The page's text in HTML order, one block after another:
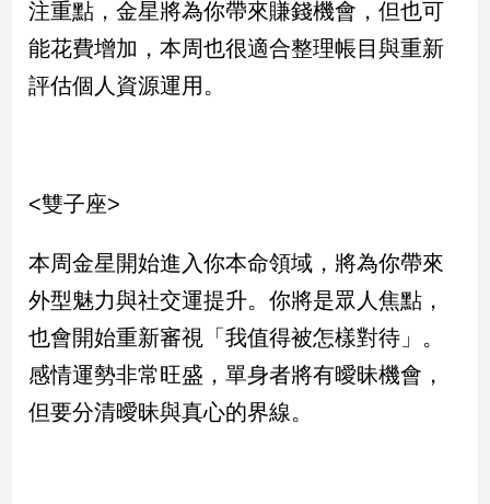
新
病
毒
專
南
灣
觀
點
南
灣
注重點，金星將為你帶來賺錢機會，但也可
能花費增加，本周也很適合整理帳目與重新
評估個人資源運用。
<雙子座>
本周金星開始進入你本命領域，將為你帶來
外型魅力與社交運提升。你將是眾人焦點，
也會開始重新審視「我值得被怎樣對待」。
感情運勢非常旺盛，單身者將有曖昧機會，
但要分清曖昧與真心的界線。